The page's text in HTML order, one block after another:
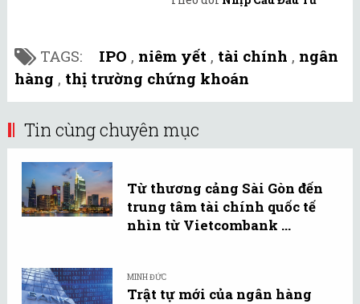
TAGS: IPO , niêm yết , tài chính , ngân
hàng , thị trường chứng khoán
Tin cùng chuyên mục
Từ thương cảng Sài Gòn đến
trung tâm tài chính quốc tế
nhìn từ Vietcombank ...
MINH ĐỨC
Trật tự mới của ngân hàng